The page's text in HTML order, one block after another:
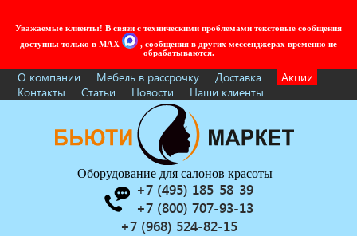
Уважаемые клиенты! В связи с техническими проблемами текстовые сообщения
доступны только в MAX
, сообщения в других мессенджерах временно не
обрабатываются.
О компании Мебель в рассрочку Доставка
Акции
Контакты
Статьи Новости Наши клиенты
Оборудование для салонов красоты
+7 (495) 185-58-39
+7 (800) 707-93-13
+7 (968) 524-82-15